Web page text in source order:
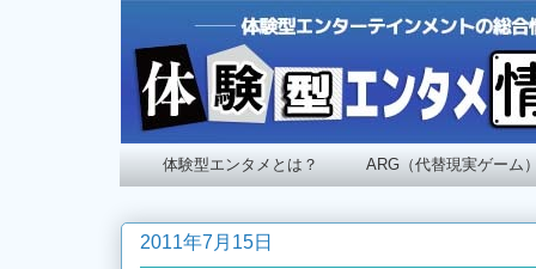
体験型エンタメとは？ ARG（代替現実ゲーム
2011年7月15日